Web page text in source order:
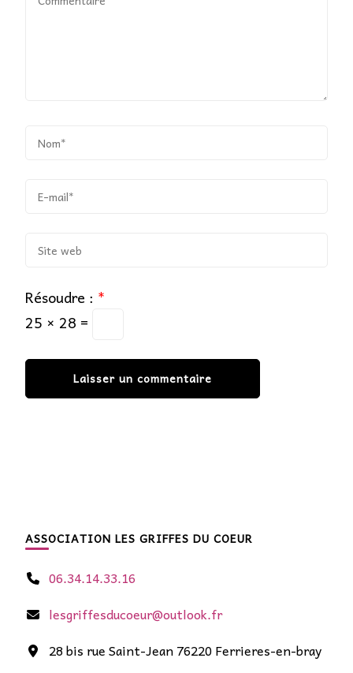
Résoudre : *
25 × 28 =
ASSOCIATION LES GRIFFES DU COEUR
06.34.14.33.16
lesgriffesducoeur@outlook.fr
28 bis rue Saint-Jean 76220 Ferrieres-en-bray